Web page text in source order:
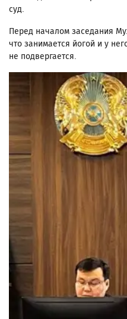
суд.
Перед началом заседания
что занимается йогой и у
не подвергается.